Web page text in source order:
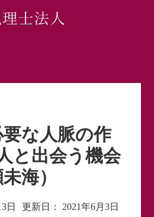
要な人脈の作
と出会う機会
海）
日 更新日： 2021年6月3日